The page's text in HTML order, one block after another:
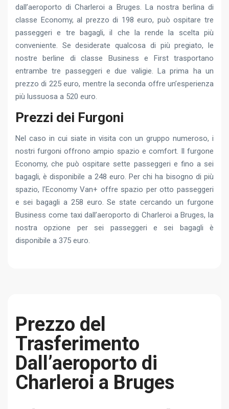
dall’aeroporto di Charleroi a Bruges. La nostra berlina di
classe Economy, al prezzo di 198 euro, può ospitare tre
passeggeri e tre bagagli, il che la rende la scelta più
conveniente. Se desiderate qualcosa di più pregiato, le
nostre berline di classe Business e First trasportano
entrambe tre passeggeri e due valigie. La prima ha un
prezzo di 225 euro, mentre la seconda offre un’esperienza
più lussuosa a 520 euro.
Prezzi dei Furgoni
Nel caso in cui siate in visita con un gruppo numeroso, i
nostri furgoni offrono ampio spazio e comfort. Il furgone
Economy, che può ospitare sette passeggeri e fino a sei
bagagli, è disponibile a 248 euro. Per chi ha bisogno di più
spazio, l’Economy Van+ offre spazio per otto passeggeri
e sei bagagli a 258 euro. Se state cercando un furgone
Business come taxi dall’aeroporto di Charleroi a Bruges, la
nostra opzione per sei passeggeri e sei bagagli è
disponibile a 375 euro.
Prezzo del
Trasferimento
Dall’aeroporto di
Charleroi a Bruges